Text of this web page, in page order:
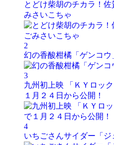
とどけ柴胡のチカラ！
みさいこちゃ
2
幻の香酸柑橘「ゲンコウ
3
九州初上映 「ＫＹロッ
１月２４日から公開！
4
いちごさんサイダー「ジ